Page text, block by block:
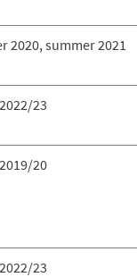
2020, summer 2021
23
20
23